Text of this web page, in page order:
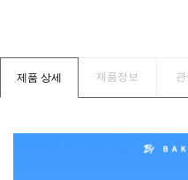
제품 상세 제품정보